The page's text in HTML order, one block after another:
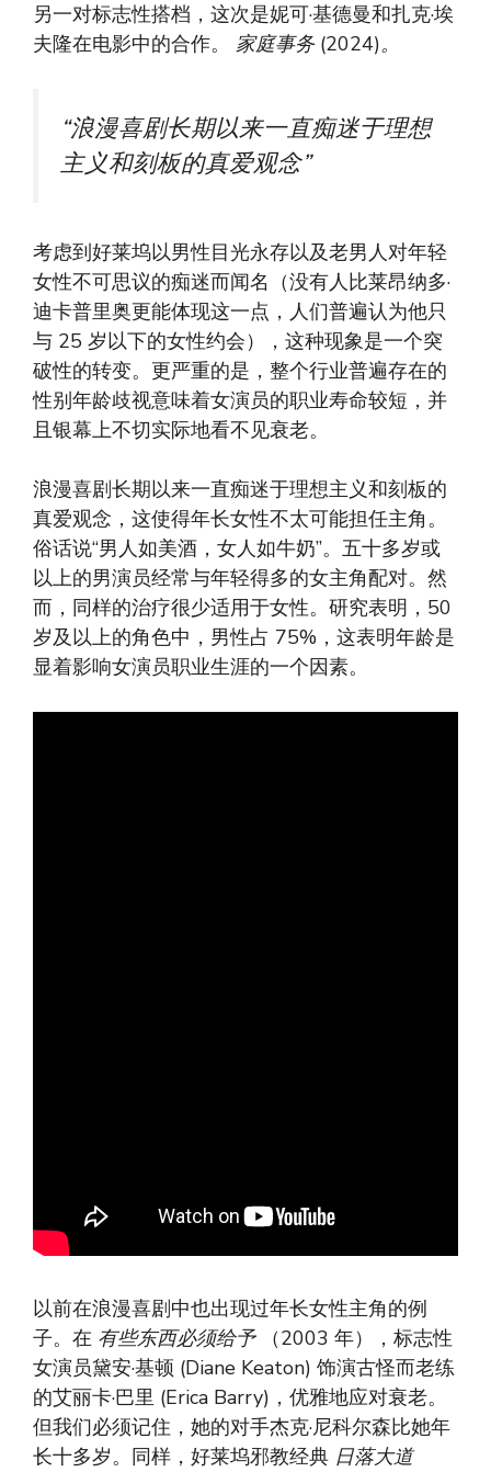
另一对标志性搭档，这次是妮可·基德曼和扎克·埃
夫隆在电影中的合作。 家庭事务 (2024)。
“浪漫喜剧长期以来一直痴迷于理想
主义和刻板的真爱观念”
考虑到好莱坞以男性目光永存以及老男人对年轻
女性不可思议的痴迷而闻名（没有人比莱昂纳多·
迪卡普里奥更能体现这一点，人们普遍认为他只
与 25 岁以下的女性约会），这种现象是一个突
破性的转变。更严重的是，整个行业普遍存在的
性别年龄歧视意味着女演员的职业寿命较短，并
且银幕上不切实际地看不见衰老。
浪漫喜剧长期以来一直痴迷于理想主义和刻板的
真爱观念，这使得年长女性不太可能担任主角。
俗话说“男人如美酒，女人如牛奶”。五十多岁或
以上的男演员经常与年轻得多的女主角配对。然
而，同样的治疗很少适用于女性。研究表明，50
岁及以上的角色中，男性占 75%，这表明年龄是
显着影响女演员职业生涯的一个因素。
以前在浪漫喜剧中也出现过年长女性主角的例
子。在 有些东西必须给予
（2003 年），标志性
女演员黛安·基顿 (Diane Keaton) 饰演古怪而老练
的艾丽卡·巴里 (Erica Barry)，优雅地应对衰老。
但我们必须记住，她的对手杰克·尼科尔森比她年
长十多岁。同样，好莱坞邪教经典 日落大道